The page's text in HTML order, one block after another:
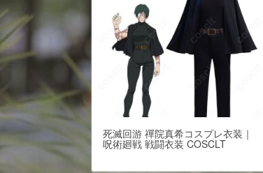
死滅回游 禪院真希コスプレ衣装｜
呪術廻戦 戦闘衣装 COSCLT